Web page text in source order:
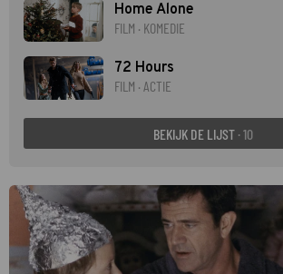
Home Alone
FILM · KOMEDIE
72 Hours
FILM · ACTIE
BEKIJK DE LIJST · 10